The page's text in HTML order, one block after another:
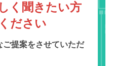
く聞きたい方
ださい
提案をさせていただ